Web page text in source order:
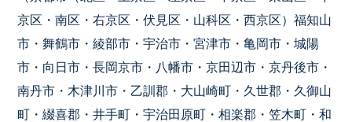
京区・南区・右京区・伏見区・山科区・西京区）福知山
市・舞鶴市・綾部市・宇治市・宮津市・亀岡市・城陽
市・向日市・長岡京市・八幡市・京田辺市・京丹後市・
南丹市・木津川市・乙訓郡・大山崎町・久世郡・久御山
町・綴喜郡・井手町・宇治田原町・相楽郡・笠木町・和